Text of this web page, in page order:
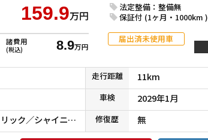
159.9万円
諸費用
(税込) 8.9万円
法定整備：整備無
保証付 (1ヶ月・1000km )
届出済未使用車
走行距離 11km
車検 2029年1月
レイクブルーメタリック／シャイニングホワイトパール 修復歴 無